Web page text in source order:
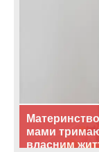
Материнство
мами
власним